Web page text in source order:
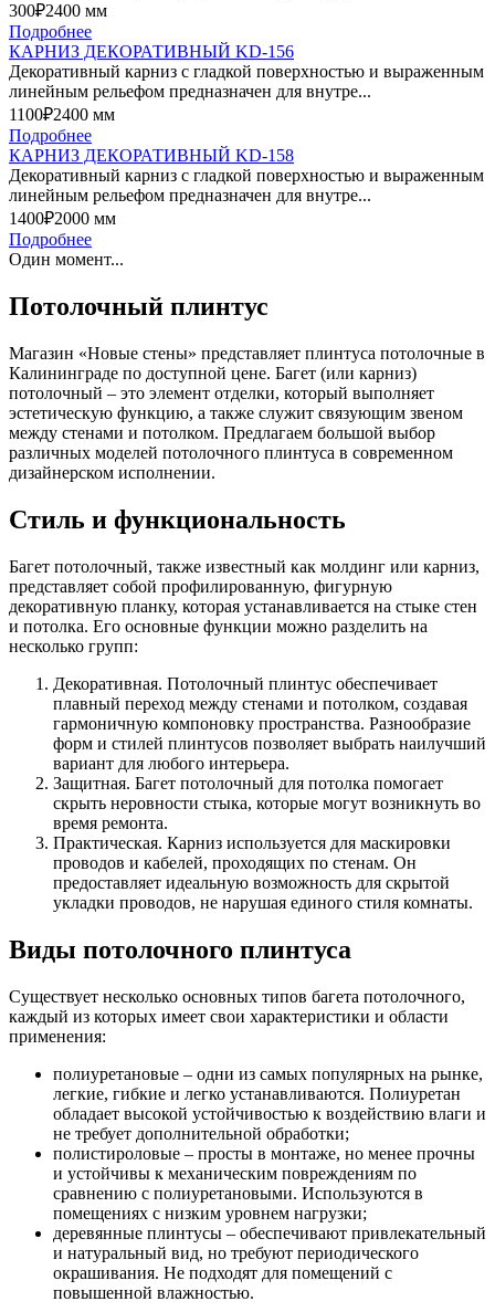
300₽2400 мм
Подробнее
КАРНИЗ ДЕКОРАТИВНЫЙ KD-156
Декоративный карниз с гладкой поверхностью и выраженным
линейным рельефом предназначен для внутре...
1100₽2400 мм
Подробнее
КАРНИЗ ДЕКОРАТИВНЫЙ KD-158
Декоративный карниз с гладкой поверхностью и выраженным
линейным рельефом предназначен для внутре...
1400₽2000 мм
Подробнее
Один момент...
Потолочный плинтус
Магазин «Новые стены» представляет плинтуса потолочные в
Калининграде по доступной цене. Багет (или карниз)
потолочный – это элемент отделки, который выполняет
эстетическую функцию, а также служит связующим звеном
между стенами и потолком. Предлагаем большой выбор
различных моделей потолочного плинтуса в современном
дизайнерском исполнении.
Стиль и функциональность
Багет потолочный, также известный как молдинг или карниз,
представляет собой профилированную, фигурную
декоративную планку, которая устанавливается на стыке стен
и потолка. Его основные функции можно разделить на
несколько групп:
Декоративная. Потолочный плинтус обеспечивает
плавный переход между стенами и потолком, создавая
гармоничную компоновку пространства. Разнообразие
форм и стилей плинтусов позволяет выбрать наилучший
вариант для любого интерьера.
Защитная. Багет потолочный для потолка помогает
скрыть неровности стыка, которые могут возникнуть во
время ремонта.
Практическая. Карниз используется для маскировки
проводов и кабелей, проходящих по стенам. Он
предоставляет идеальную возможность для скрытой
укладки проводов, не нарушая единого стиля комнаты.
Виды потолочного плинтуса
Существует несколько основных типов багета потолочного,
каждый из которых имеет свои характеристики и области
применения:
полиуретановые – одни из самых популярных на рынке,
легкие, гибкие и легко устанавливаются. Полиуретан
обладает высокой устойчивостью к воздействию влаги и
не требует дополнительной обработки;
полистироловые – просты в монтаже, но менее прочны
и устойчивы к механическим повреждениям по
сравнению с полиуретановыми. Используются в
помещениях с низким уровнем нагрузки;
деревянные плинтусы – обеспечивают привлекательный
и натуральный вид, но требуют периодического
окрашивания. Не подходят для помещений с
повышенной влажностью.